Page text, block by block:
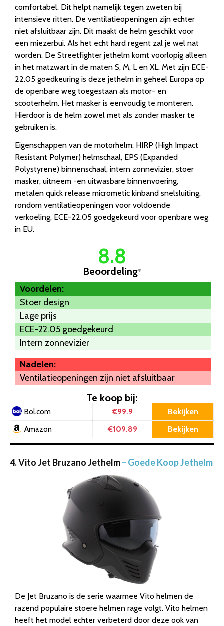
comfortabel. Dit helpt namelijk tegen zweten bij
intensieve ritten. De ventilatieopeningen zijn echter
niet afsluitbaar zijn. Dit maakt de helm geschikt voor
een miezerbui. Als het echt hard regent zal je wel nat
worden. De Streetfighter jethelm komt voorlopig alleen
in het matzwart in de maten S, M, L en XL. Met zijn ECE-
22.05 goedkeuring is deze jethelm in geheel Europa op
de openbare weg toegestaan als motor- en
scooterhelm. Het masker is eenvoudig te monteren.
Hierdoor is de helm zowel met als zonder masker te
gebruiken is.
Eigenschappen van de motorhelm: HIRP (High Impact
Resistant Polymer) helmschaal, EPS (Expanded
Polystyrene) binnenschaal, intern zonnevizier, stoer
masker, uitneem -en uitwasbare binnenvoering,
metalen quick release micrometic kinband snelsluiting,
rondom ventilatieopeningen voor voldoende
verkoeling, ECE-22.05 goedgekeurd voor openbare weg
in EU.
8.8
Beoordeling*
Voordelen:
Stoer design
Lage prijs
ECE-22.05 goedgekeurd
Intern zonnevizier
Nadelen:
Ventilatieopeningen zijn niet afsluitbaar
Te koop bij:
Bol.com €99.9 Bekijken
Amazon €109.89 Bekijken
4. Vito Jet Bruzano Jethelm– Goede Koop Jethelm
De Jet Bruzano is de serie waarmee Vito helmen de
razend populaire stoere helmen rage volgt. Vito helmen
heeft het model echter verbeterd door deze ook van